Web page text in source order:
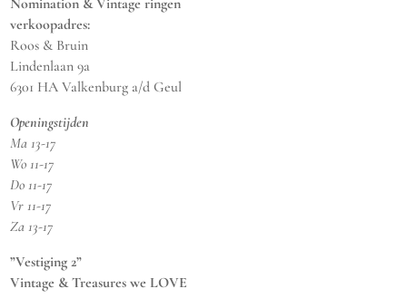
Nomination & Vintage ringen
verkoopadres:
Roos & Bruin
Lindenlaan 9a
6301 HA Valkenburg a/d Geul
Openingstijden
Ma 13-17
Wo 11-17
Do 11-17
Vr 11-17
Za 13-17
”Vestiging 2”
Vintage & Treasures we LOVE